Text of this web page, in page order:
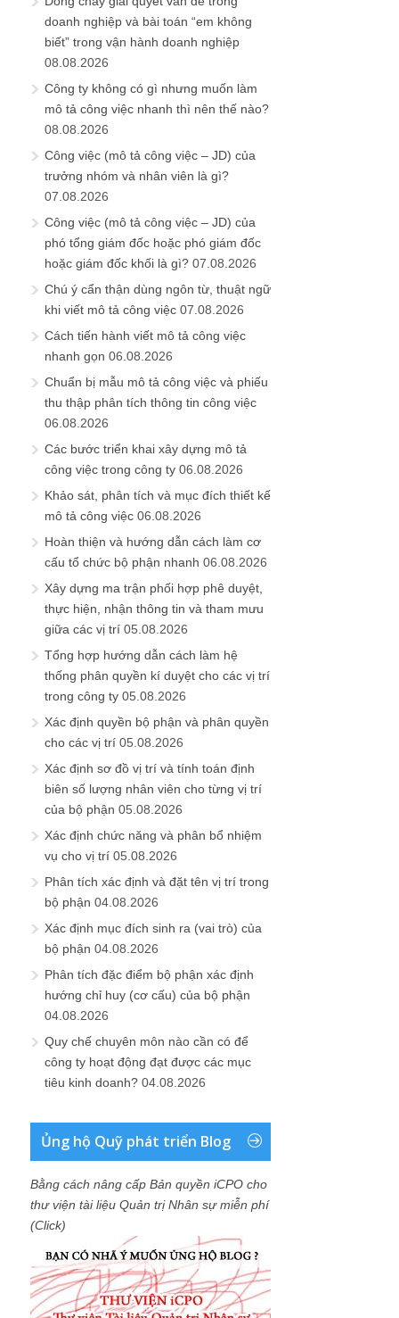
doanh nghiệp và bài toán “em không
biết” trong vận hành doanh nghiệp
08.08.2026
Công ty không có gì nhưng muốn làm
mô tả công việc nhanh thì nên thế nào?
08.08.2026
Công việc (mô tả công việc – JD) của
trưởng nhóm và nhân viên là gì?
07.08.2026
Công việc (mô tả công việc – JD) của
phó tổng giám đốc hoặc phó giám đốc
hoặc giám đốc khối là gì? 07.08.2026
Chú ý cẩn thận dùng ngôn từ, thuật ngữ
khi viết mô tả công việc 07.08.2026
Cách tiến hành viết mô tả công việc
nhanh gọn 06.08.2026
Chuẩn bị mẫu mô tả công việc và phiếu
thu thập phân tích thông tin công việc
06.08.2026
Các bước triển khai xây dựng mô tả
công việc trong công ty 06.08.2026
Khảo sát, phân tích và mục đích thiết kế
mô tả công việc 06.08.2026
Hoàn thiện và hướng dẫn cách làm cơ
cấu tổ chức bộ phận nhanh 06.08.2026
Xây dựng ma trận phối hợp phê duyệt,
thực hiện, nhận thông tin và tham mưu
giữa các vị trí 05.08.2026
Tổng hợp hướng dẫn cách làm hệ
thống phân quyền kí duyệt cho các vị trí
trong công ty 05.08.2026
Xác định quyền bộ phận và phân quyền
cho các vị trí 05.08.2026
Xác định sơ đồ vị trí và tính toán định
biên số lượng nhân viên cho từng vị trí
của bộ phận 05.08.2026
Xác định chức năng và phân bổ nhiệm
vụ cho vị trí 05.08.2026
Phân tích xác định và đặt tên vị trí trong
bộ phận 04.08.2026
Xác định mục đích sinh ra (vai trò) của
bộ phận 04.08.2026
Phân tích đặc điểm bộ phận xác định
hướng chỉ huy (cơ cấu) của bộ phận
04.08.2026
Quy chế chuyên môn nào cần có để
công ty hoạt động đạt được các mục
tiêu kinh doanh? 04.08.2026
Ủng hộ Quỹ phát triển Blog
Bằng cách nâng cấp Bản quyền iCPO cho
thư viện tài liệu Quản trị Nhân sự miễn phí
(Click)